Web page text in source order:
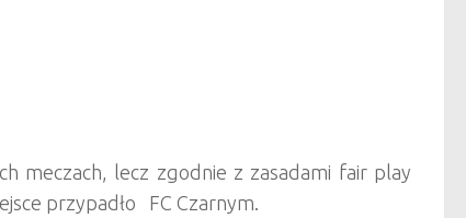
meczach, lecz zgodnie z zasadami fair play
przypadło FC Czarnym.